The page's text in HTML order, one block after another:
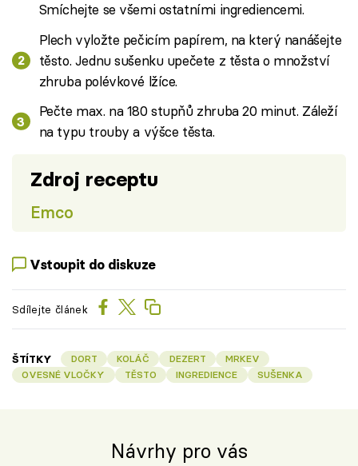
Smíchejte se všemi ostatními ingrediencemi.
Plech vyložte pečicím papírem, na který nanášejte
těsto. Jednu sušenku upečete z těsta o množství
zhruba polévkové lžíce.
Pečte max. na 180 stupňů zhruba 20 minut. Záleží
na typu trouby a výšce těsta.
Zdroj receptu
Emco
Vstoupit do diskuze
Sdílejte článek
ŠTÍTKY DORT KOLÁČ DEZERT
MRKEV
OVESNÉ VLOČKY
TĚSTO INGREDIENCE SUŠENKA
Návrhy pro vás